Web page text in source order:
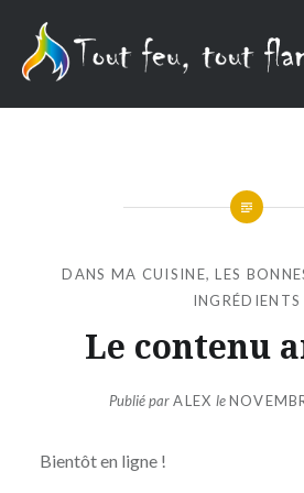
contenu
DANS MA CUISINE,LES
INGRÉDIENTS
Le contenu
Publié parALEX le
Bientôt en ligne !